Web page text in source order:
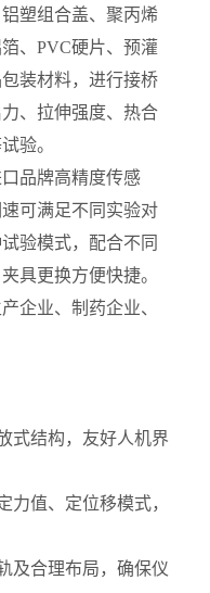
塑组合盖、聚丙烯
、PVC硬片、预灌
装材料，进行接桥
、拉伸强度、热合
验。
品牌高精度传感
可满足不同实验对
验模式，配合不同
具更换方便快捷。
企业、制药企业、
式结构，友好人机界
力值、定位移模式，
及合理布局，确保仪